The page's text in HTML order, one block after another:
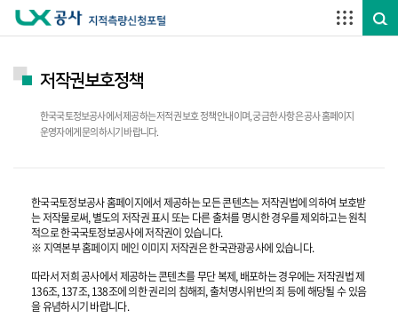
저작권보호정책
한국국토정보공사에서 제공하는 저적권 보호 정책 안내이며, 궁금한 사항은 공사 홈페이지
운영자에게 문의하시기 바랍니다.
한국국토정보공사 홈페이지에서 제공하는 모든 콘텐츠는 저작권법에 의하여 보호받
는 저작물로써, 별도의 저작권 표시 또는 다른 출처를 명시한 경우를 제외하고는 원칙
적으로 한국국토정보공사에 저작권이 있습니다.
※ 지역본부 홈페이지 메인 이미지 저작권은 한국관광공사에 있습니다.
따라서 저희 공사에서 제공하는 콘텐츠를 무단 복제, 배포하는 경우에는 저작권법 제
136조, 137조, 138조에 의한 권리의 침해죄, 출처명시위반의 죄 등에 해당될 수 있음
을 유념하시기 바랍니다.